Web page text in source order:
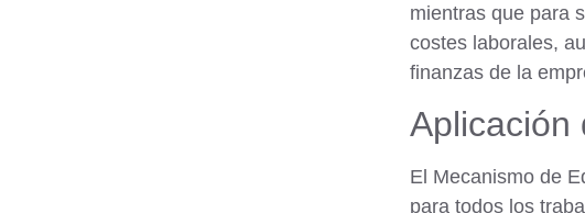
mientras que para
costes laborales,
finanzas de la
Aplicación
El Mecanismo de
para todos los